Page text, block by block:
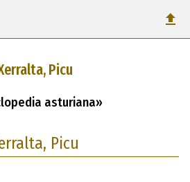
Picu
asturiana»
Picu